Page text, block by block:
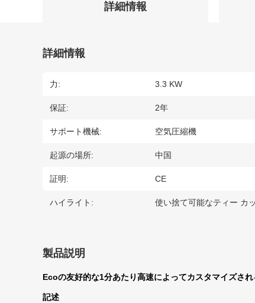
詳細情報
詳細情報
力: 3.3 KW
保証: 2年
サポート機械: 空気圧縮機
起源の場所: 中国
証明: CE
ハイライト: 使い捨て可能なティー カ
製品説明
Ecoの友好的な1分あたり高速によってカスタマイズさ
記述